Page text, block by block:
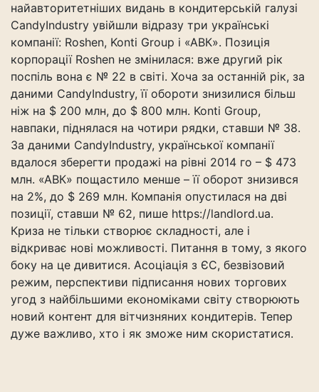
найавторитетніших видань в кондитерській галузі
CandyIndustry увійшли відразу три українські
компанії: Roshen, Konti Group і «АВК». Позиція
корпорації Roshen не змінилася: вже другий рік
поспіль вона є № 22 в світі. Хоча за останній рік, за
даними CandyIndustry, її обороти знизилися більш
ніж на $ 200 млн, до $ 800 млн. Konti Grouр,
навпаки, піднялася на чотири рядки, ставши № 38.
За даними CandyIndustry, української компанії
вдалося зберегти продажі на рівні 2014 го – $ 473
млн. «АВК» пощастило менше – її оборот знизився
на 2%, до $ 269 млн. Компанія опустилася на дві
позиції, ставши № 62, пише https://landlord.ua.
Криза не тільки створює складності, але і
відкриває нові можливості. Питання в тому, з якого
боку на це дивитися. Асоціація з ЄС, безвізовий
режим, перспективи підписання нових торгових
угод з найбільшими економіками світу створюють
новий контент для вітчизняних кондитерів. Тепер
дуже важливо, хто і як зможе ним скористатися.